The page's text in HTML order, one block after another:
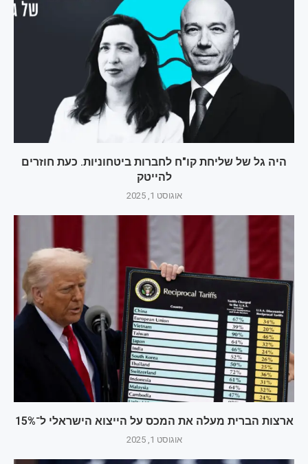
היה גל של שליחת קו"ח לחברות ביטחוניות. כעת חוזרים
להייטק
אוגוסט 1, 2025
ארצות הברית מעלה את המכס על הייצוא הישראלי ל־15%
אוגוסט 1, 2025